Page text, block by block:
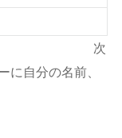
次
自分の名前、